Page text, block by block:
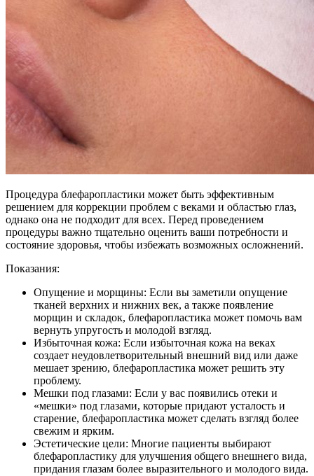
Процедура блефаропластики может быть эффективным
решением для коррекции проблем с веками и областью глаз,
однако она не подходит для всех. Перед проведением
процедуры важно тщательно оценить ваши потребности и
состояние здоровья, чтобы избежать возможных осложнений.
Показания:
Опущение и морщины: Если вы заметили опущение
тканей верхних и нижних век, а также появление
морщин и складок, блефаропластика может помочь вам
вернуть упругость и молодой взгляд.
Избыточная кожа: Если избыточная кожа на веках
создает неудовлетворительный внешний вид или даже
мешает зрению, блефаропластика может решить эту
проблему.
Мешки под глазами: Если у вас появились отеки и
«мешки» под глазами, которые придают усталость и
старение, блефаропластика может сделать взгляд более
свежим и ярким.
Эстетические цели: Многие пациенты выбирают
блефаропластику для улучшения общего внешнего вида,
придания глазам более выразительного и молодого вида.